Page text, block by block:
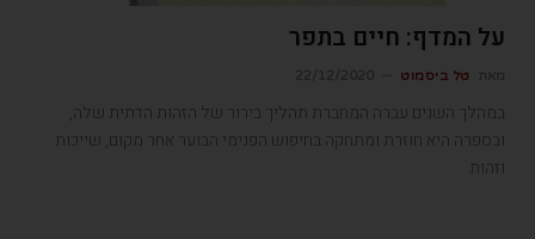
על המדף: חיים בתפר
טל ביסמוט
במהלך השנים עברה המחברת תהליך בירור של הזהות הדתית שלה,
ובספרה היא חוזרת ומתחקה בחיפוש הפנימי הבוער אחר מקום, שייכות
וזהות